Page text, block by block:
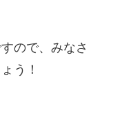
ので、みなさ
う！